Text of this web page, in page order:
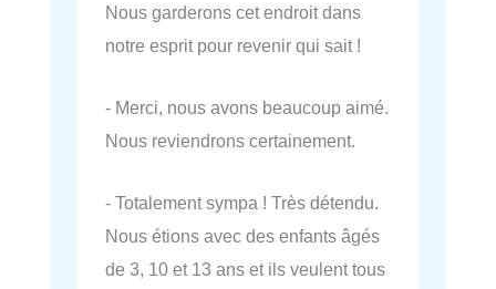
Nous garderons cet endroit dans
notre esprit pour revenir qui sait !
- Merci, nous avons beaucoup aimé.
Nous reviendrons certainement.
- Totalement sympa ! Très détendu.
Nous étions avec des enfants âgés
de 3, 10 et 13 ans et ils veulent tous